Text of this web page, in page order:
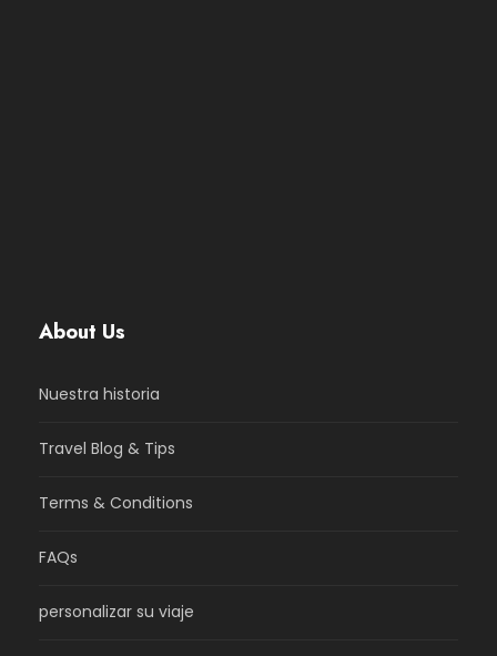
About Us
Nuestra historia
Travel Blog & Tips
Terms & Conditions
FAQs
personalizar su viaje